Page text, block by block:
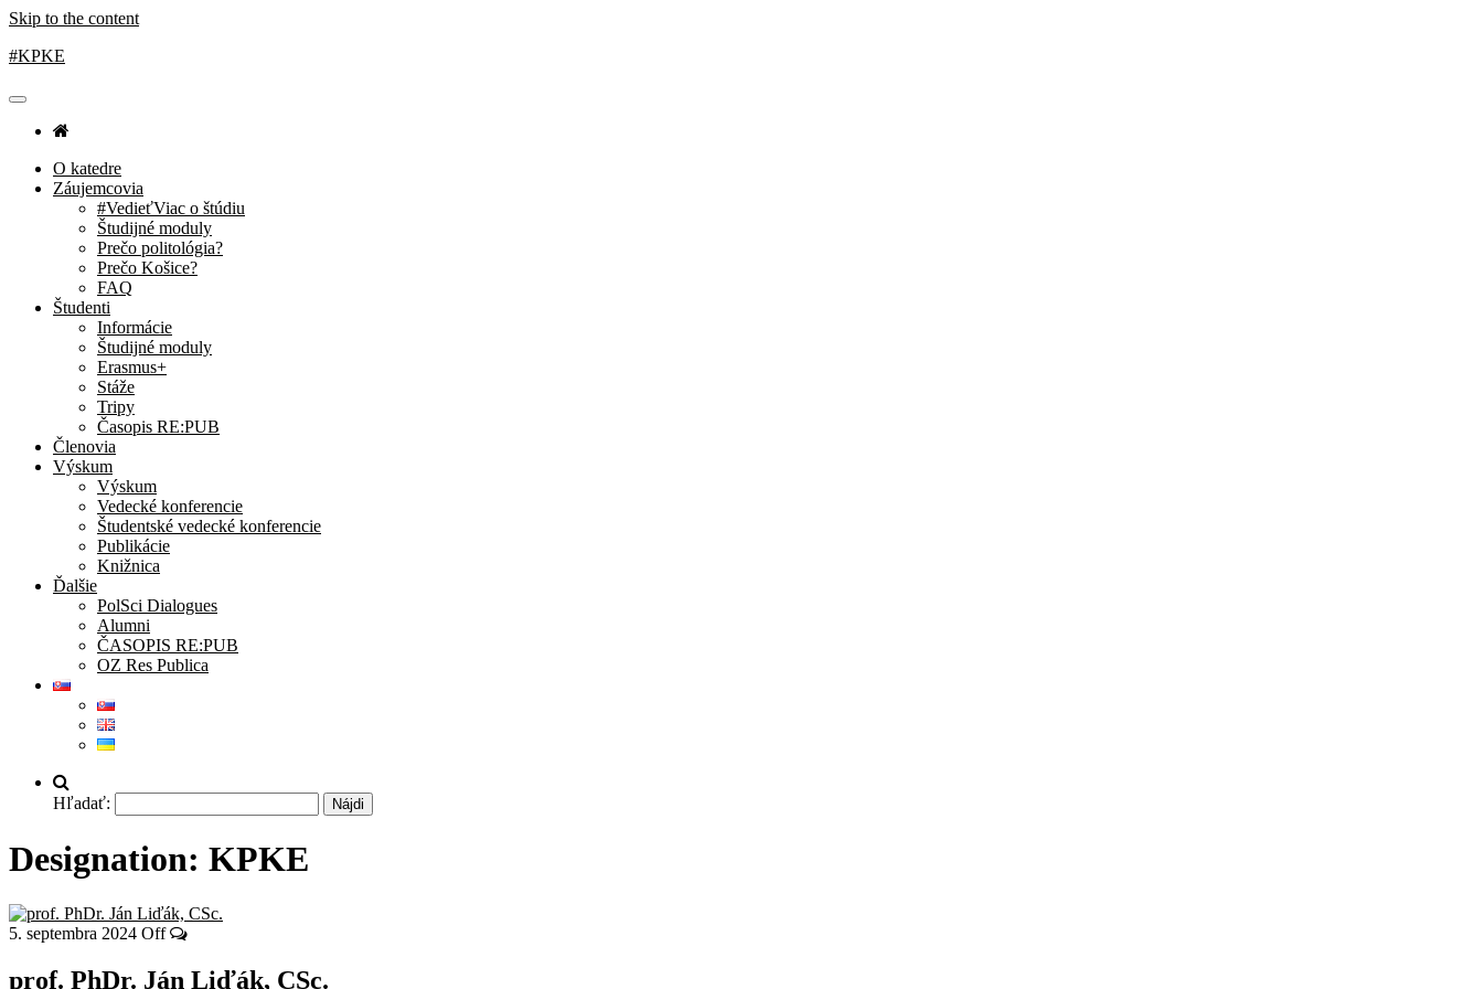
Skip to the content
#KPKE
O katedre
Záujemcovia
#VedieťViac o štúdiu
Študijné moduly
Prečo politológia?
Prečo Košice?
FAQ
Študenti
Informácie
Študijné moduly
Erasmus+
Stáže
Tripy
Časopis RE:PUB
Členovia
Výskum
Výskum
Vedecké konferencie
Študentské vedecké konferencie
Publikácie
Knižnica
Ďalšie
PolSci Dialogues
Alumni
ČASOPIS RE:PUB
OZ Res Publica
Hľadať:
Designation: KPKE
5. septembra 2024 Off
prof. PhDr. Ján Liďák, CSc.